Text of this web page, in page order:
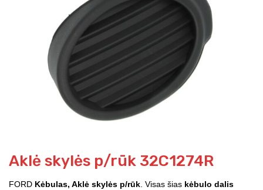
Aklė skylės p/rūk 32C1274R
FORD Kėbulas, Aklė skylės p/rūk. Visas šias kėbulo dalis